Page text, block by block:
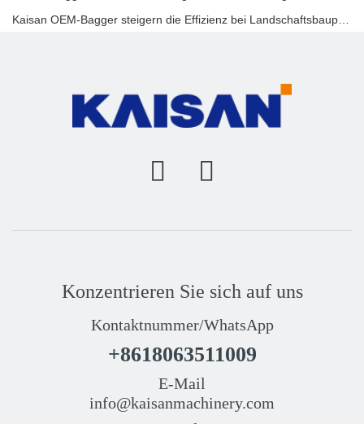
Konzentrieren Sie sich auf uns
Kontaktnummer/WhatsApp
+8618063511009
E-Mail
info@kaisanmachinery.com